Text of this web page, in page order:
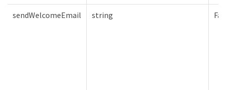
sendWelcomeEmail string